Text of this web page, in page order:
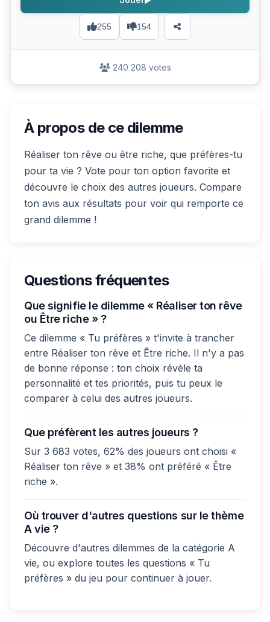
255 154
240 208 votes
À propos de ce dilemme
Réaliser ton rêve ou être riche, que préfères-tu
pour ta vie ? Vote pour ton option favorite et
découvre le choix des autres joueurs. Compare
ton avis aux résultats pour voir qui remporte ce
grand dilemme !
Questions fréquentes
Que signifie le dilemme « Réaliser ton rêve
ou Être riche » ?
Ce dilemme « Tu préfères » t'invite à trancher
entre Réaliser ton rêve et Être riche. Il n'y a pas
de bonne réponse : ton choix révèle ta
personnalité et tes priorités, puis tu peux le
comparer à celui des autres joueurs.
Que préfèrent les autres joueurs ?
Sur 3 683 votes, 62% des joueurs ont choisi «
Réaliser ton rêve » et 38% ont préféré « Être
riche ».
Où trouver d'autres questions sur le thème
A vie ?
Découvre d'autres dilemmes de la catégorie A
vie, ou explore toutes les questions « Tu
préfères » du jeu pour continuer à jouer.